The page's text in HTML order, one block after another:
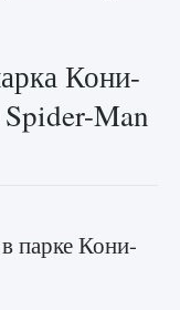
Clans
EA
Кони-
Man
парке Кони-